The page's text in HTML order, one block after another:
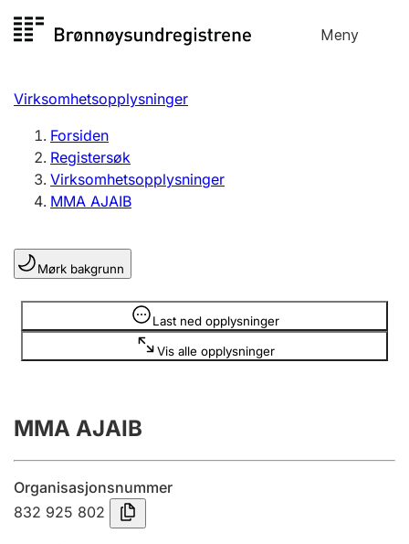
til
Meny
Registersøk
Aksjeselskap
Enkeltpersonforetak
Registrere, endre, slette
Lag og forening
Registrere, endre, slette
Årsregnskap
Innsending og forsinkelsesgebyr
Virksomhetsopplysninger
Forsiden
Registersøk
Virksomhetsopplysninger
MMA AJAIB
Mørk bakgrunn
Last ned opplysninger
Vis alle opplysninger
Opplysninger er skjult
MMA AJAIB
Organisasjonsnummer
832 925 802